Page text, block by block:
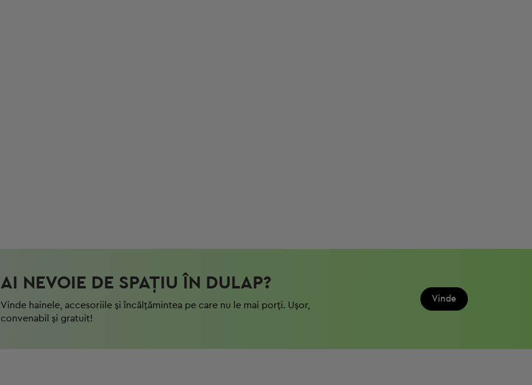
AI NEVOIE DE SPAȚIU ÎN DULAP?
Vinde hainele, accesoriile și încălțămintea pe care nu le mai porți. Ușor,
convenabil și gratuit!
Vinde